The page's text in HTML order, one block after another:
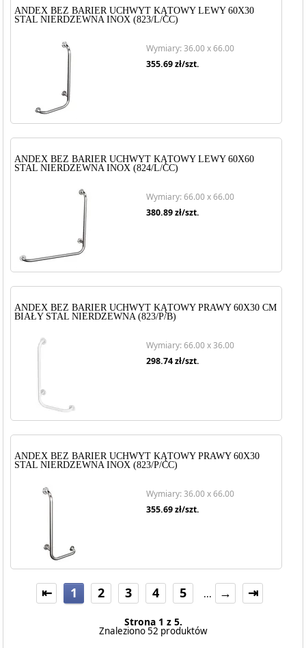
ANDEX BEZ BARIER UCHWYT KĄTOWY LEWY 60X30
STAL NIERDZEWNA INOX (823/L/CC)
Wymiary: 36.00 x 66.00
355.69zł/szt.
ANDEX BEZ BARIER UCHWYT KĄTOWY LEWY 60X60
STAL NIERDZEWNA INOX (824/L/CC)
Wymiary: 66.00 x 66.00
380.89zł/szt.
ANDEX BEZ BARIER UCHWYT KĄTOWY PRAWY 60X30 CM
BIAŁY STAL NIERDZEWNA (823/P/B)
Wymiary: 66.00 x 36.00
298.74zł/szt.
ANDEX BEZ BARIER UCHWYT KĄTOWY PRAWY 60X30
STAL NIERDZEWNA INOX (823/P/CC)
Wymiary: 36.00 x 66.00
355.69zł/szt.
⇤ 1 2 3 4 5 ... → ⇥
Strona 1 z 5.
Znaleziono 52 produktów